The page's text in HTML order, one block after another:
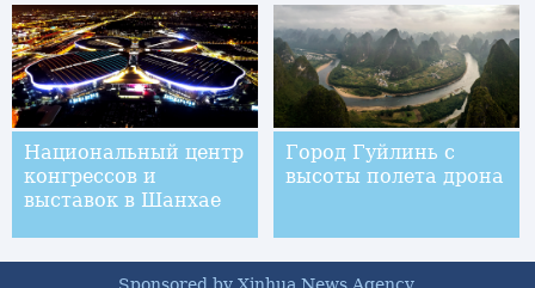
провинции Хэнань
Национальный центр
конгрессов и
выставок в Шанхае
Город Гуйлинь с
высоты полета дрона
Sponsored by Xinhua News Agency.